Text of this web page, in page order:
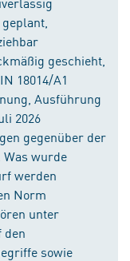
geschieht,
18014/A1
Ausführung
2026
gegenüber der
Was wurde
werden
Norm
unter
den
sowie